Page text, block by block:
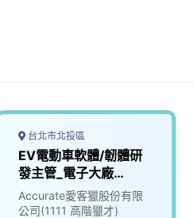
台北市北投區
EV電動車軟體/韌體研
發主管_電子大廠
(3010018)
Accurate愛客獵股份有限
公司(1111 高階獵才)